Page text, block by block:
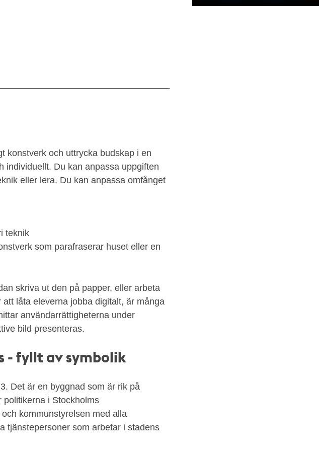
konstverk och uttrycka budskap i en
individuellt. Du kan anpassa uppgiften
eller lera. Du kan anpassa omfånget
teknik
som parafraserar huset eller en
skriva ut den på papper, eller arbeta
låta eleverna jobba digitalt, är många
användarrättigheterna under
bild presenteras.
- fyllt av symbolik
Det är en byggnad som är rik på
politikerna i Stockholms
kommunstyrelsen med alla
tjänstepersoner som arbetar i stadens